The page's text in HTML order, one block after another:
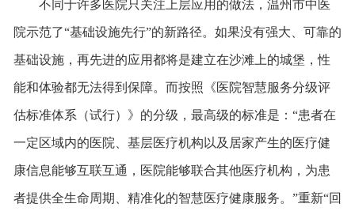
不同于许多医院只关注上层应用的做法，温州市中医
院示范了“基础设施先行”的新路径。如果没有强大、可靠的
基础设施，再先进的应用都将是建立在沙滩上的城堡，性
能和体验都无法得到保障。而按照《医院智慧服务分级评
估标准体系（试行）》的分级，最高级的标准是：“患者在
一定区域内的医院、基层医疗机构以及居家产生的医疗健
康信息能够互联互通，医院能够联合其他医疗机构，为患
者提供全生命周期、精准化的智慧医疗健康服务。”重新“回